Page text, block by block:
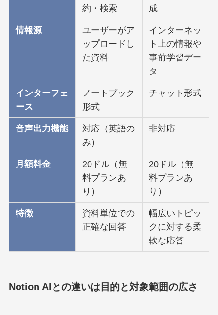
約・検索
成
情報源
ユーザーがア
ップロードし
た資料
インターネッ
ト上の情報や
事前学習デー
タ
インターフェ
ース
ノートブック
形式
チャット形式
音声出力機能
対応（英語の
み）
非対応
月額料金
20ドル（無
料プランあ
り）
20ドル（無
料プランあ
り）
特徴
資料単位での
正確な回答
幅広いトピッ
クに対する柔
軟な応答
Notion AIとの違いは目的と対象範囲の広さ